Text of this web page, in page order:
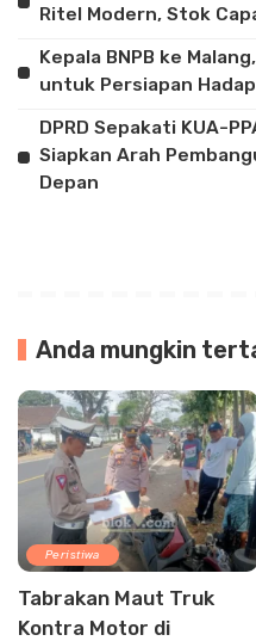
Ritel Modern, Stok
Kepala BNPB ke
untuk Persiapan
DPRD Sepakati KUA-
Siapkan Arah
Depan
Anda mungkin
Peristiwa
Tabrakan Maut Truk
Kontra Motor di